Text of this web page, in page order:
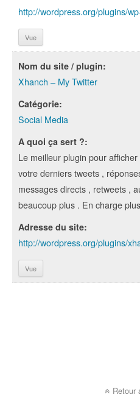
http://wordpress.org/plugins/
Vue
Nom du site / plugin:
Xhanch – My Twitter
Catégorie:
Social Media
A quoi ça sert ?:
Le meilleur plugin pour afficher
votre derniers tweets ,
messages directs , retweets ,
beaucoup plus . En charge
Adresse du site:
http://wordpress.org/plugins/
Vue
Retour